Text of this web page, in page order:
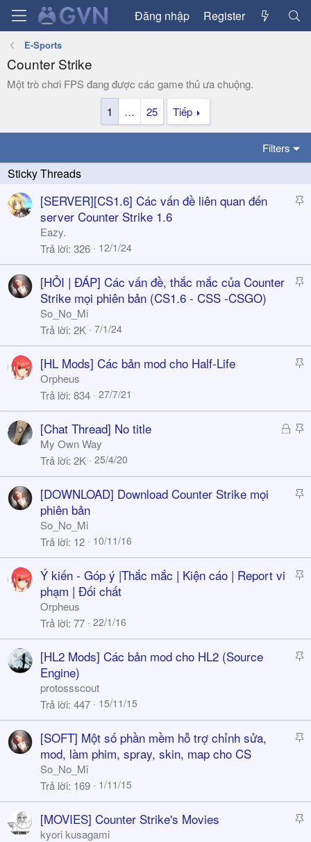
Đăng nhập Register
E-Sports
Counter Strike
Một trò chơi FPS đang được các game thủ ưa chuộng.
1
… 25 Tiếp
Filters
S
k
y
[SERVER][CS1.6] Các vấn đề liên quan đến
server Counter Strike 1.6
Eazy.
Trả lời 326 12/1/24
S
k
y
[HỎI | ĐÁP] Các vấn đề, thắc mắc của Counter
Strike mọi phiên bản (CS1.6 - CSS -CSGO)
So_No_Mi
Trả lời 2K 7/1/24
S
c
k
[HL Mods] Các bản mod cho Half-Life
Orpheus
Trả lời 834 27/7/21
Đ
h
S
c
k
[Chat Thread] No title
My Own Way
Trả lời 2K 25/4/20
S
k
y
[DOWNLOAD] Download Counter Strike mọi
phiên bản
So_No_Mi
Trả lời 12 10/11/16
S
k
y
Ý kiến - Góp ý |Thắc mắc | Kiện cáo | Report vi
phạm | Đối chất
Orpheus
Trả lời 77 22/1/16
S
k
y
[HL2 Mods] Các bản mod cho HL2 (Source
Engine)
protossscout
Trả lời 447 15/11/15
S
k
y
[SOFT] Một số phần mềm hỗ trợ chỉnh sửa,
mod, làm phim, spray, skin, map cho CS
So_No_Mi
Trả lời 169 1/11/15
S
[MOVIES] Counter Strike's Movies
kyori kusagami